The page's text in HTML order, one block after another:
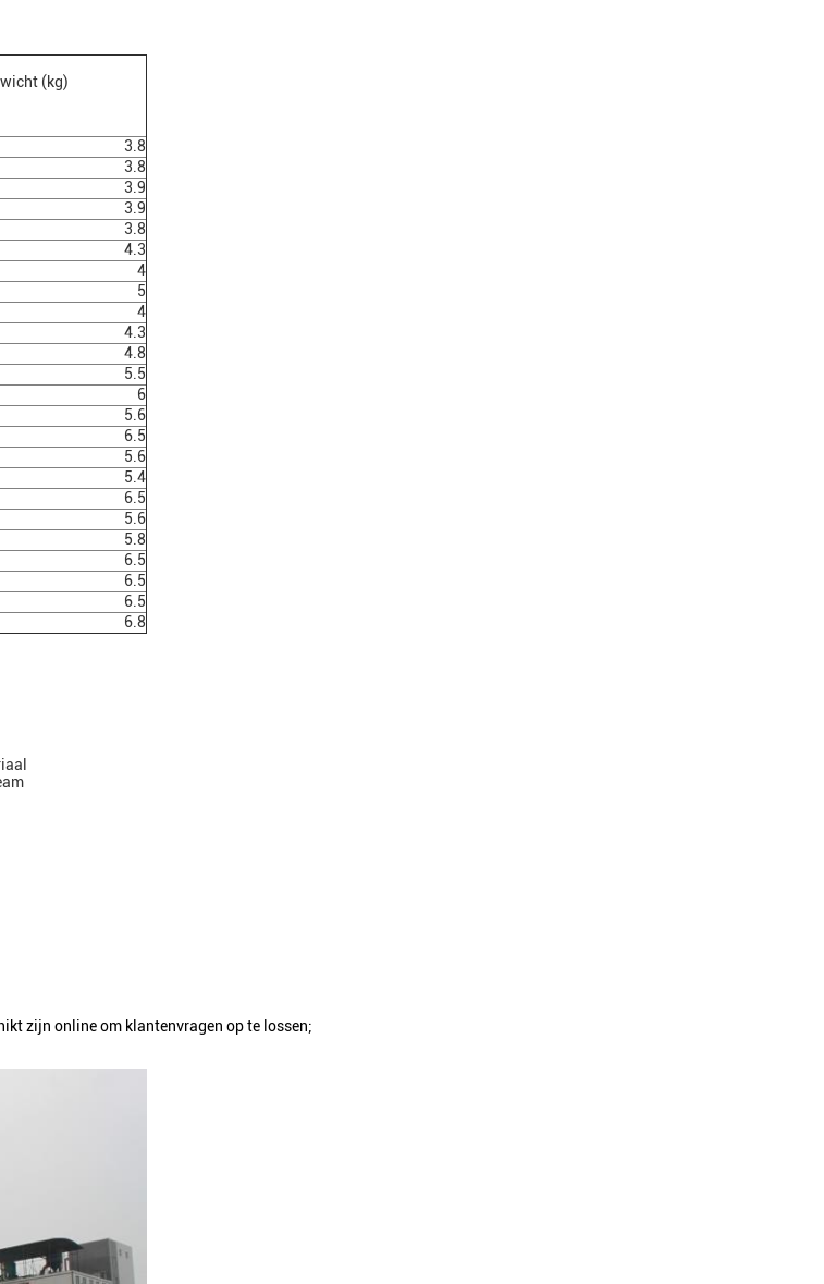
(kg)
3.8
3.8
3.9
3.9
3.8
4.3
4
5
4
4.3
4.8
5.5
6
5.6
6.5
5.6
5.4
6.5
5.6
5.8
6.5
6.5
6.5
6.8
zijn online om klantenvragen op te lossen;